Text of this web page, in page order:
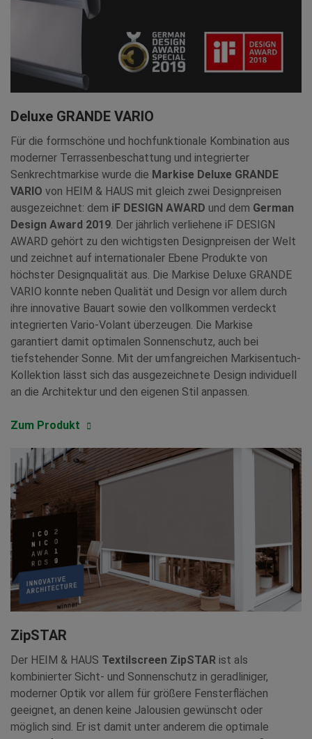
Deluxe GRANDE VARIO
Für die formschöne und hochfunktionale Kombination aus
moderner Terrassenbeschattung und integrierter
Senkrechtmarkise wurde die Markise Deluxe GRANDE
VARIO von HEIM & HAUS mit gleich zwei Designpreisen
ausgezeichnet: dem iF DESIGN AWARD und dem German
Design Award 2019 . Der jährlich verliehene iF DESIGN
AWARD gehört zu den wichtigsten Designpreisen der Welt
und zeichnet auf internationaler Ebene Produkte von
höchster Designqualität aus. Die Markise Deluxe GRANDE
VARIO konnte neben Qualität und Design vor allem durch
ihre innovative Bauart sowie den vollkommen verdeckt
integrierten Vario-Volant überzeugen. Die Markise
garantiert damit optimalen Sonnenschutz, auch bei
tiefstehender Sonne. Mit der umfangreichen Markisentuch-
Kollektion lässt sich das ausgezeichnete Design individuell
an die Architektur und den eigenen Stil anpassen.
Zum Produkt
ZipSTAR
Der HEIM & HAUS Textilscreen ZipSTAR ist als
kombinierter Sicht- und Sonnenschutz in geradliniger,
moderner Optik vor allem für größere Fensterflächen
geeignet, an denen keine Jalousien gewünscht oder
möglich sind. Er ist damit unter anderem die optimale